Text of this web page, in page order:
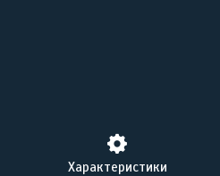
Характеристики